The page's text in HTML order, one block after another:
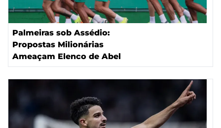
Palmeiras sob Assédio:
Propostas Milionárias
Ameaçam Elenco de Abel